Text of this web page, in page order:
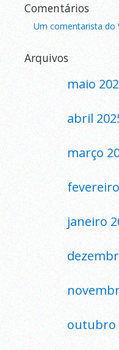
Comentários
Um comentarista do
Arquivos
maio
abril
março
janeiro
outubro